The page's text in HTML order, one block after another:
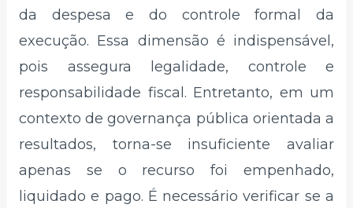
da despesa e do controle formal da
execução. Essa dimensão é indispensável,
pois assegura legalidade, controle e
responsabilidade fiscal. Entretanto, em um
contexto de governança pública orientada a
resultados, torna-se insuficiente avaliar
apenas se o recurso foi empenhado,
liquidado e pago. É necessário verificar se a